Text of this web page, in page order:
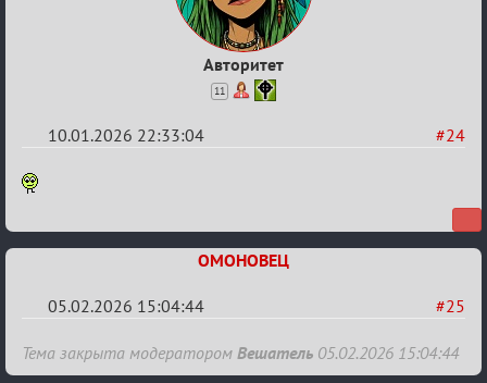
Авторитет
11
#24
10.01.2026 22:33:04
Re:
ОМОНОВЕЦ
#25
05.02.2026 15:04:44
Re:
Тема закрыта модератором Вешатель 05.02.2026 15:04:44